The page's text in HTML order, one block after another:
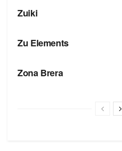
Zuiki
Zu Elements
Zona Brera